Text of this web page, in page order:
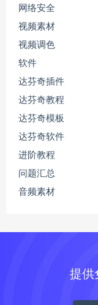
网络安全
视频素材
视频调色
软件
达芬奇插件
达芬奇教程
达芬奇模板
达芬奇软件
进阶教程
问题汇总
音频素材
提供